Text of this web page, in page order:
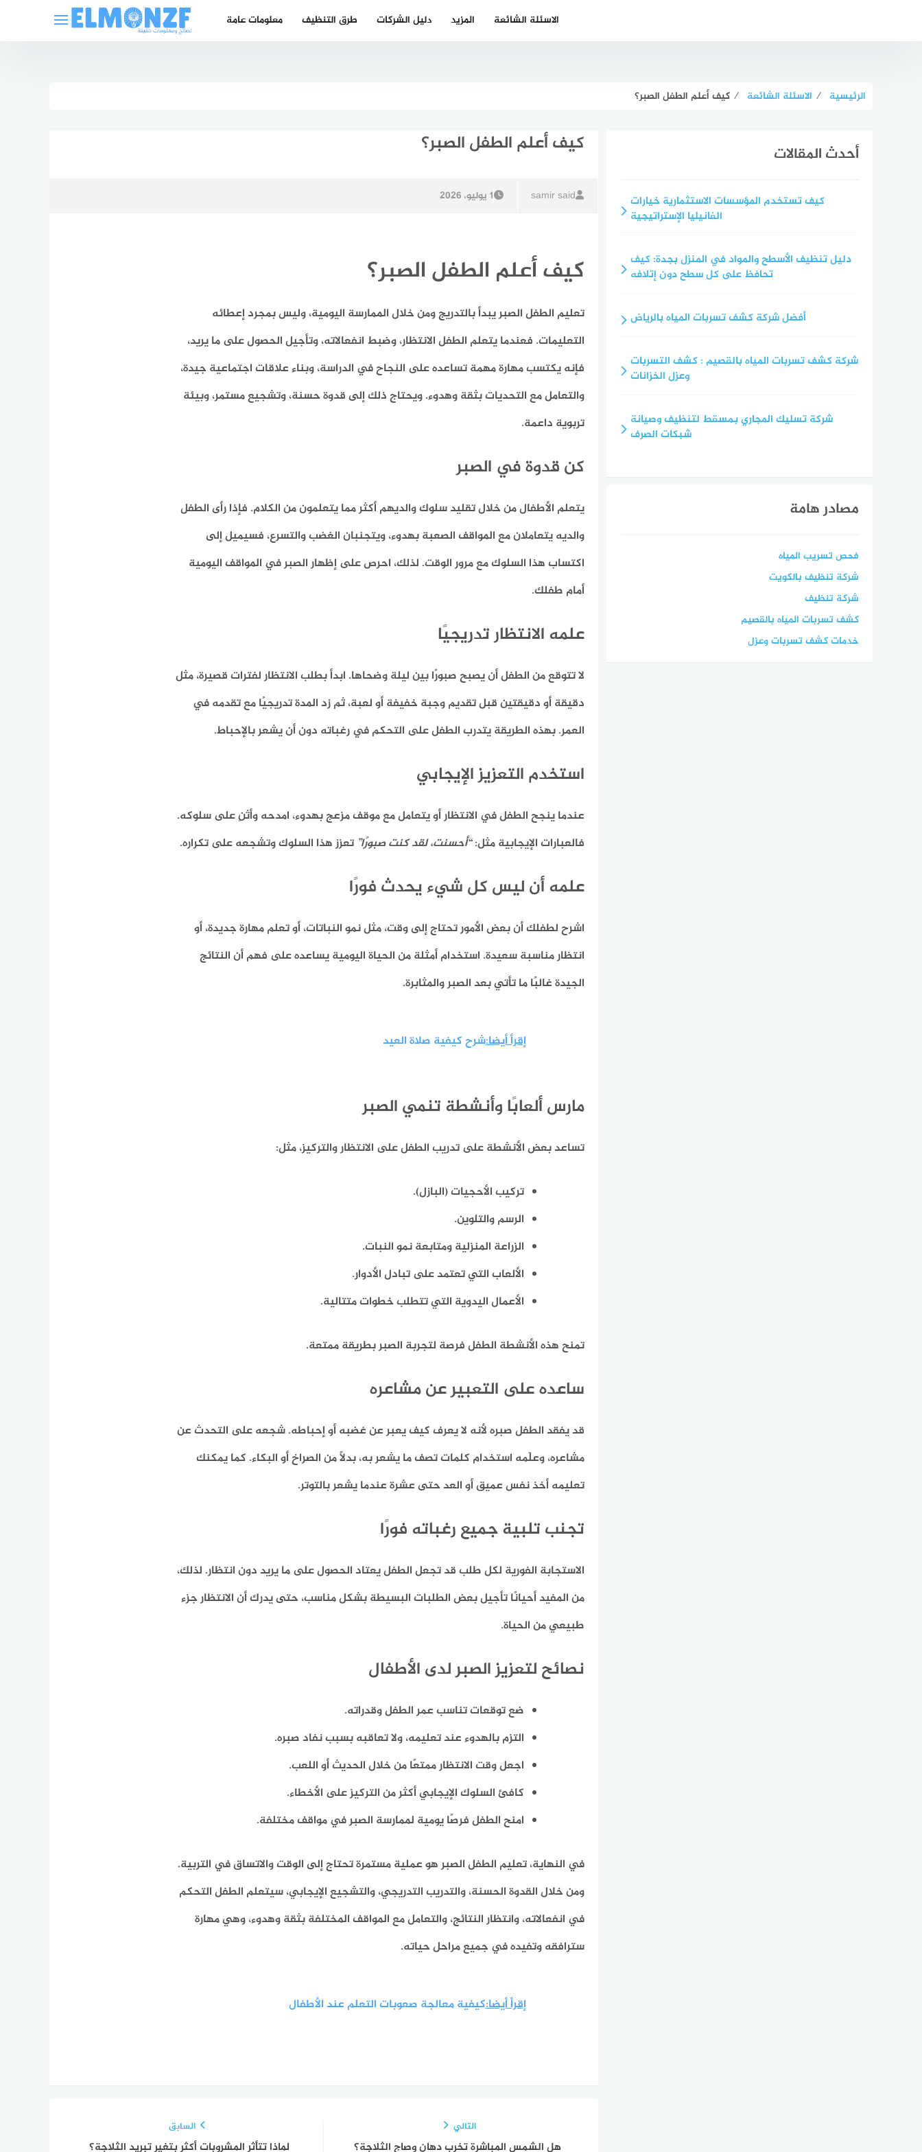
معلومات عامة طرق التنظيف دليل الشركات المزيد الاسئلة الشائعة
الرئيسية ⁄ الاسئلة الشائعة ⁄ كيف أعلم الطفل الصبر؟
كيف أعلم الطفل الصبر؟
samir said 1 يوليو، 2026
كيف أعلم الطفل الصبر؟
تعليم الطفل الصبر يبدأ بالتدريج ومن خلال الممارسة اليومية، وليس بمجرد إعطائه
التعليمات. فعندما يتعلم الطفل الانتظار، وضبط انفعالاته، وتأجيل الحصول على ما يريد،
فإنه يكتسب مهارة مهمة تساعده على النجاح في الدراسة، وبناء علاقات اجتماعية جيدة،
والتعامل مع التحديات بثقة وهدوء. ويحتاج ذلك إلى قدوة حسنة، وتشجيع مستمر، وبيئة
تربوية داعمة.
كن قدوة في الصبر
يتعلم الأطفال من خلال تقليد سلوك والديهم أكثر مما يتعلمون من الكلام. فإذا رأى الطفل
والديه يتعاملان مع المواقف الصعبة بهدوء، ويتجنبان الغضب والتسرع، فسيميل إلى
اكتساب هذا السلوك مع مرور الوقت. لذلك، احرص على إظهار الصبر في المواقف اليومية
أمام طفلك.
علمه الانتظار تدريجيًا
لا تتوقع من الطفل أن يصبح صبورًا بين ليلة وضحاها. ابدأ بطلب الانتظار لفترات قصيرة، مثل
دقيقة أو دقيقتين قبل تقديم وجبة خفيفة أو لعبة، ثم زد المدة تدريجيًا مع تقدمه في
العمر. بهذه الطريقة يتدرب الطفل على التحكم في رغباته دون أن يشعر بالإحباط.
استخدم التعزيز الإيجابي
عندما ينجح الطفل في الانتظار أو يتعامل مع موقف مزعج بهدوء، امدحه وأثنِ على سلوكه.
فالعبارات الإيجابية مثل:“أحسنت، لقد كنت صبورًا” تعزز هذا السلوك وتشجعه على تكراره.
علمه أن ليس كل شيء يحدث فورًا
اشرح لطفلك أن بعض الأمور تحتاج إلى وقت، مثل نمو النباتات، أو تعلم مهارة جديدة، أو
انتظار مناسبة سعيدة. استخدام أمثلة من الحياة اليومية يساعده على فهم أن النتائج
الجيدة غالبًا ما تأتي بعد الصبر والمثابرة.
إقرأ أيضا:شرح كيفية صلاة العيد
مارس ألعابًا وأنشطة تنمي الصبر
تساعد بعض الأنشطة على تدريب الطفل على الانتظار والتركيز، مثل:
تركيب الأحجيات (البازل).
الرسم والتلوين.
الزراعة المنزلية ومتابعة نمو النبات.
الألعاب التي تعتمد على تبادل الأدوار.
الأعمال اليدوية التي تتطلب خطوات متتالية.
تمنح هذه الأنشطة الطفل فرصة لتجربة الصبر بطريقة ممتعة.
ساعده على التعبير عن مشاعره
قد يفقد الطفل صبره لأنه لا يعرف كيف يعبر عن غضبه أو إحباطه. شجعه على التحدث عن
مشاعره، وعلّمه استخدام كلمات تصف ما يشعر به، بدلاً من الصراخ أو البكاء. كما يمكنك
تعليمه أخذ نفس عميق أو العد حتى عشرة عندما يشعر بالتوتر.
تجنب تلبية جميع رغباته فورًا
الاستجابة الفورية لكل طلب قد تجعل الطفل يعتاد الحصول على ما يريد دون انتظار. لذلك،
من المفيد أحيانًا تأجيل بعض الطلبات البسيطة بشكل مناسب، حتى يدرك أن الانتظار جزء
طبيعي من الحياة.
نصائح لتعزيز الصبر لدى الأطفال
ضع توقعات تناسب عمر الطفل وقدراته.
التزم بالهدوء عند تعليمه، ولا تعاقبه بسبب نفاد صبره.
اجعل وقت الانتظار ممتعًا من خلال الحديث أو اللعب.
كافئ السلوك الإيجابي أكثر من التركيز على الأخطاء.
امنح الطفل فرصًا يومية لممارسة الصبر في مواقف مختلفة.
في النهاية، تعليم الطفل الصبر هو عملية مستمرة تحتاج إلى الوقت والاتساق في التربية.
ومن خلال القدوة الحسنة، والتدريب التدريجي، والتشجيع الإيجابي، سيتعلم الطفل التحكم
في انفعالاته، وانتظار النتائج، والتعامل مع المواقف المختلفة بثقة وهدوء، وهي مهارة
سترافقه وتفيده في جميع مراحل حياته.
إقرأ أيضا:كيفية معالجة صعوبات التعلم عند الأطفال
السابق
لماذا تتأثر المشروبات أكثر بتغير تبريد الثلاجة؟
التالي
هل الشمس المباشرة تخرب دهان وصاج الثلاجة؟
أحدث المقالات
كيف تستخدم المؤسسات الاستثمارية خيارات
الفانيليا الإستراتيجية
دليل تنظيف الأسطح والمواد في المنزل بجدة: كيف
تحافظ على كل سطح دون إتلافه
أفضل شركة كشف تسربات المياه بالرياض
شركة كشف تسربات المياه بالقصيم : كشف التسربات
وعزل الخزانات
شركة تسليك المجاري بمسقط لتنظيف وصيانة
شبكات الصرف
مصادر هامة
فحص تسريب المياه
شركة تنظيف بالكويت
شركة تنظيف
كشف تسربات المياه بالقصيم
خدمات كشف تسربات وعزل